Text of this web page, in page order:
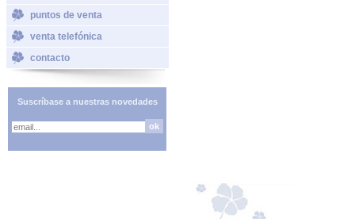
puntos de venta
venta telefónica
contacto
Suscríbase a nuestras novedades